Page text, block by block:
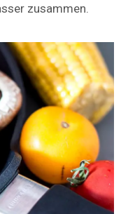
zusammen.